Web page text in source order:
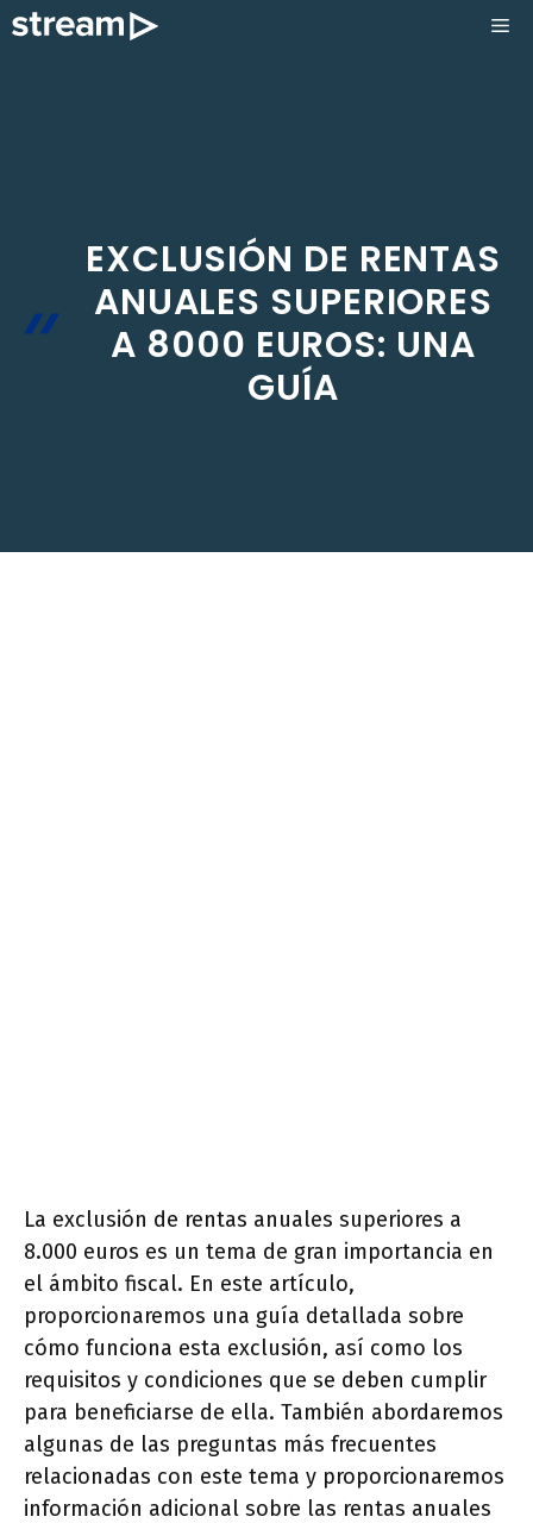
Saltar
EXCLUSIÓN DE RENTAS
ANUALES SUPERIORES
A 8000 EUROS: UNA
GUÍA
La exclusión de rentas anuales superiores a
8.000 euros es un tema de gran importancia en
el ámbito fiscal. En este artículo,
proporcionaremos una guía detallada sobre
cómo funciona esta exclusión, así como los
requisitos y condiciones que se deben cumplir
para beneficiarse de ella. También abordaremos
algunas de las preguntas más frecuentes
relacionadas con este tema y proporcionaremos
información adicional sobre las rentas anuales